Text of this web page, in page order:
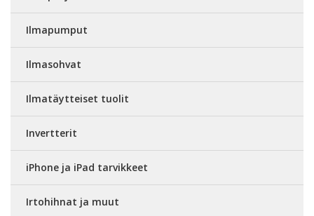
Ilmapumput
Ilmasohvat
Ilmatäytteiset tuolit
Invertterit
iPhone ja iPad tarvikkeet
Irtohihnat ja muut